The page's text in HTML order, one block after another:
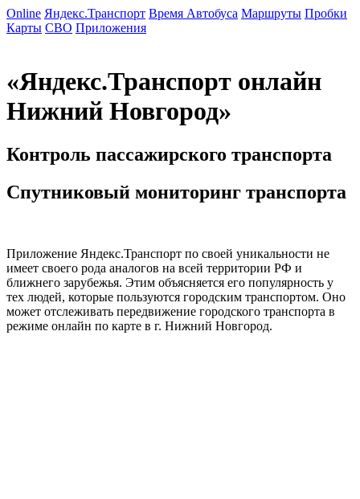
Online Яндекс.Транспорт Время Автобуса Маршруты Пробки
Карты СВО Приложения
«Яндекс.Транспорт онлайн
Нижний Новгород»
Контроль пассажирского транспорта
Спутниковый мониторинг транспорта
Приложение Яндекс.Транспорт по своей уникальности не
имеет своего рода аналогов на всей территории РФ и
ближнего зарубежья. Этим объясняется его популярность у
тех людей, которые пользуются городским транспортом. Оно
может отслеживать передвижение городского транспорта в
режиме онлайн по карте в г. Нижний Новгород.